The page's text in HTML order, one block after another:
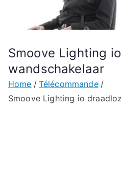
Smoove Lighting
wandschakelaar
Home
Télécommande
Smoove Lighting io